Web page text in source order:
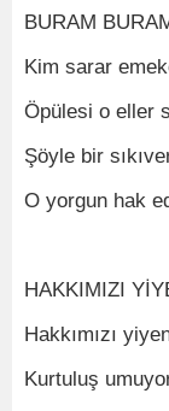
BURAM
Kim sarar
Öpülesi o eller
Şöyle bir
O yorgun hak
HAKKIMIZI
Hakkımızı
Kurtuluş